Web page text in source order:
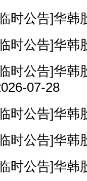
时公告]华韩
时公告]华韩
时公告]华韩
07-28
时公告]华韩
时公告]华韩
时公告]华韩